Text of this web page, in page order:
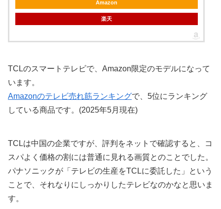
Amazon
楽天
TCLのスマートテレビで、Amazon限定のモデルになって
います。
Amazonのテレビ売れ筋ランキングで、5位にランキング
している商品です。(2025年5月現在)
TCLは中国の企業ですが、評判をネットで確認すると、コ
スパよく価格の割には普通に見れる画質とのことでした。
パナソニックが「テレビの生産をTCLに委託した」という
ことで、それなりにしっかりしたテレビなのかなと思いま
す。